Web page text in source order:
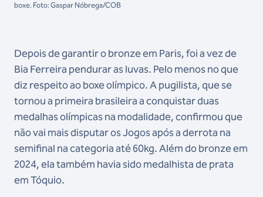
boxe. Foto: Gaspar Nóbrega/COB
Depois de garantir o bronze em Paris, foi a vez de
Bia Ferreira pendurar as luvas. Pelo menos no que
diz respeito ao boxe olímpico. A pugilista, que se
tornou a primeira brasileira a conquistar duas
medalhas olímpicas na modalidade, confirmou que
não vai mais disputar os Jogos após a derrota na
semifinal na categoria até 60kg. Além do bronze em
2024, ela também havia sido medalhista de prata
em Tóquio.